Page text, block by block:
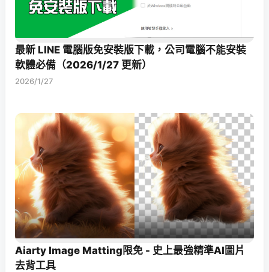
最新 LINE 電腦版免安裝版下載，公司電腦不能安裝
軟體必備（2026/1/27 更新）
2026/1/27
Aiarty Image Matting限免 - 史上最強精準AI圖片
去背工具